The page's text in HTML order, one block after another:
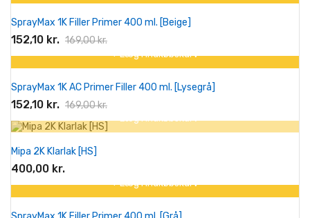
På tilbud!
-10%
SprayMax 1K Filler Primer 400 ml. [Beige]
152,10 kr. 169,00 kr.
På tilbud!
-10%
+ Læg I Indkøbskurv
SprayMax 1K AC Primer Filler 400 ml. [Lysegrå]
152,10 kr. 169,00 kr.
+ Læg I Indkøbskurv
Mipa 2K Klarlak [HS]
400,00 kr.
På tilbud!
+ Læg I Indkøbskurv